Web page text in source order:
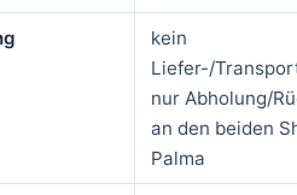
kein
Liefer-/
nur Abholung/
an den beiden
Palma